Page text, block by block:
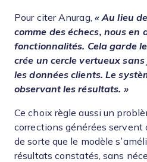
Pour citer Anurag, « Au lieu
comme des échecs, nous en
fonctionnalités. Cela garde
crée un cercle vertueux
les données clients. Le
observant les résultats. »
Ce choix règle aussi un
corrections générées servent
de sorte que le modèle
résultats constatés, sans